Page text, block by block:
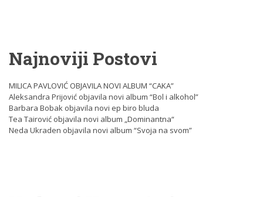
Najnoviji Postovi
MILICA PAVLOVIĆ OBJAVILA NOVI ALBUM “CAKA”
Aleksandra Prijović objavila novi album “Bol i alkohol”
Barbara Bobak objavila novi ep biro bluda
Tea Tairović objavila novi album „Dominantna“
Neda Ukraden objavila novi album “Svoja na svom”